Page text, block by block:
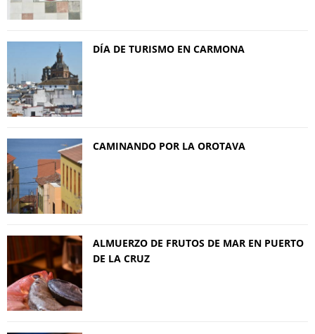
DÍA DE TURISMO EN CARMONA
CAMINANDO POR LA OROTAVA
ALMUERZO DE FRUTOS DE MAR EN PUERTO
DE LA CRUZ